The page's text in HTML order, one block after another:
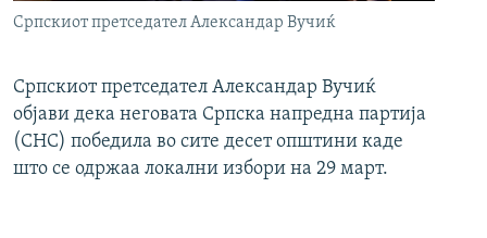
Српскиот претседател Александар Вучиќ
Српскиот претседател Александар Вучиќ
објави дека неговата Српска напредна партија
(СНС) победила во сите десет општини каде
што се одржаа локални избори на 29 март.